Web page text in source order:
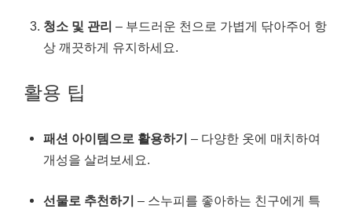
청소 및 관리 – 부드러운 천으로 가볍게 닦아주어 항
상 깨끗하게 유지하세요.
활용 팁
패션 아이템으로 활용하기 – 다양한 옷에 매치하여
개성을 살려보세요.
선물로 추천하기 – 스누피를 좋아하는 친구에게 특